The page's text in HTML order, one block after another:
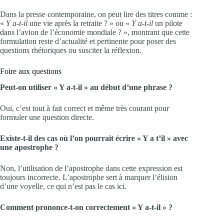
Dans la presse contemporaine, on peut lire des titres comme :
« Y a-t-il une vie après la retraite ? » ou « Y a-t-il un pilote
dans l’avion de l’économie mondiale ? », montrant que cette
formulation reste d’actualité et pertinente pour poser des
questions rhétoriques ou susciter la réflexion.
Foire aux questions
Peut-on utiliser « Y a-t-il » au début d’une phrase ?
Oui, c’est tout à fait correct et même très courant pour
formuler une question directe.
Existe-t-il des cas où l’on pourrait écrire « Y a t’il » avec
une apostrophe ?
Non, l’utilisation de l’apostrophe dans cette expression est
toujours incorrecte. L’apostrophe sert à marquer l’élision
d’une voyelle, ce qui n’est pas le cas ici.
Comment prononce-t-on correctement « Y a-t-il » ?